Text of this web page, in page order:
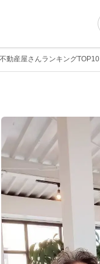
動産屋さんランキングTOP10